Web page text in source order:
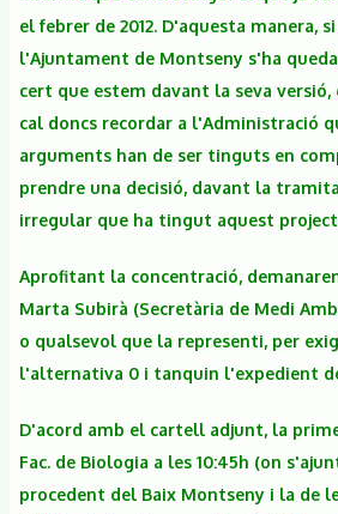
el febrer de 2012. D'aquesta manera,
l'Ajuntament de Montseny s'ha
cert que estem davant la seva versió,
cal doncs recordar a l'Administració
arguments han de ser tinguts en
prendre una decisió, davant la
irregular que ha tingut aquest
Aprofitant la concentració,
Marta Subirà (Secretària de Medi
o qualsevol que la representi, per
l'alternativa 0 i tanquin l'expedient
D'acord amb el cartell adjunt, la
Fac. de Biologia a les 10:45h (on
procedent del Baix Montseny i la de